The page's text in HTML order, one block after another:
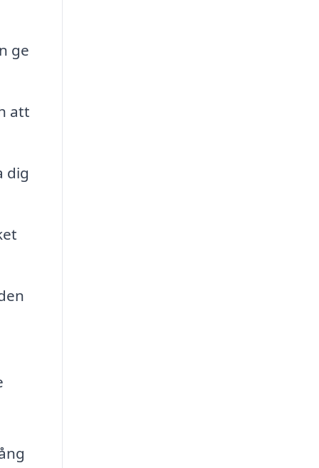
ge
att
dig